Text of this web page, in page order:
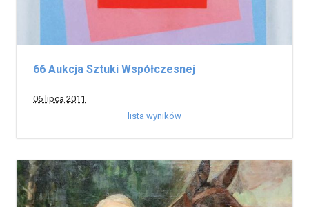
66 Aukcja Sztuki Współczesnej
06 lipca 2011
lista wyników